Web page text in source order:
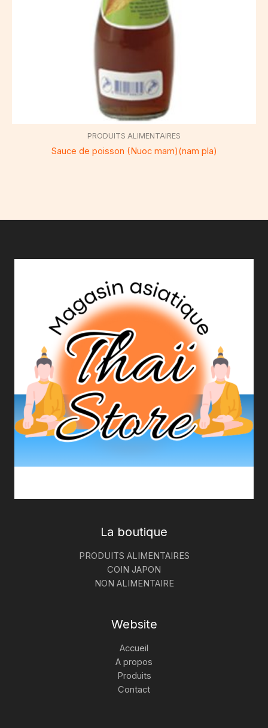
PRODUITS ALIMENTAIRES
Sauce de poisson (Nuoc mam)(nam pla)
La boutique
PRODUITS ALIMENTAIRES
COIN JAPON
NON ALIMENTAIRE
Website
Accueil
A propos
Produits
Contact